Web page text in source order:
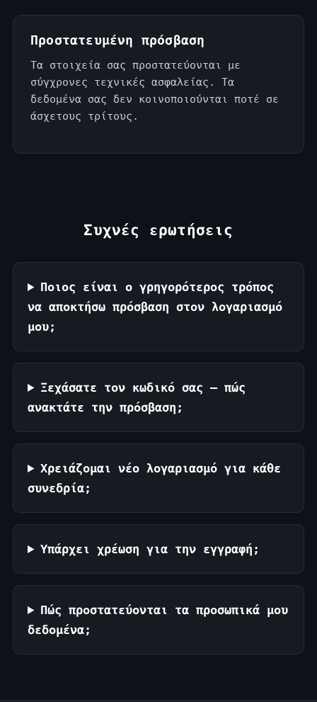
Προστατευμένη πρόσβαση
Τα στοιχεία σας προστατεύονται με
σύγχρονες τεχνικές ασφαλείας. Τα
δεδομένα σας δεν κοινοποιούνται ποτέ σε
άσχετους τρίτους.
Συχνές ερωτήσεις
Ποιος είναι ο γρηγορότερος τρόπος
να αποκτήσω πρόσβαση στον λογαριασμό
μου;
Ξεχάσατε τον κωδικό σας — πώς
ανακτάτε την πρόσβαση;
Χρειάζομαι νέο λογαριασμό για κάθε
συνεδρία;
Υπάρχει χρέωση για την εγγραφή;
Πώς προστατεύονται τα προσωπικά μου
δεδομένα;